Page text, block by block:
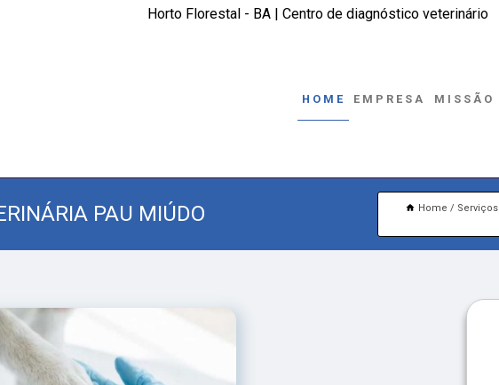
Horto Florestal - BA | Centro de diagnóstico veterinário
HOME EMPRESA MISSÃO
PAU MIÚDO Home Serviços